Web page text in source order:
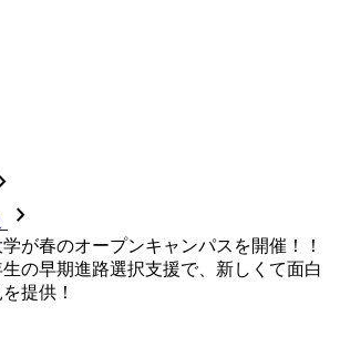
chevron_forward
が春のオープンキャンパスを開催！！
の早期進路選択支援で、新しくて面白
提供！